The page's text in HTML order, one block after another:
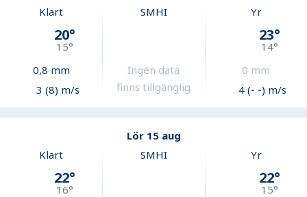
Klart
20°
15°
0,8 mm
3 (8) m/s
SMHI
Ingen data
finns tillgänglig
Yr
23°
14°
0 mm
4 (- -) m/s
Lör 15 aug
Klart
22°
16°
SMHI Yr
22°
15°